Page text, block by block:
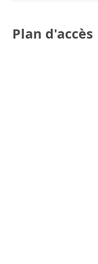
Plan d'accès